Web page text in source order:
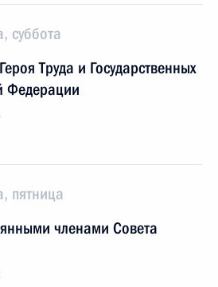
суббота
Труда и Государственных
Федерации
пятница
членами Совета